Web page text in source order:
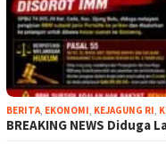
BERITA, EKONOMI, KEJAGUNG RI,
BREAKING NEWS Diduga